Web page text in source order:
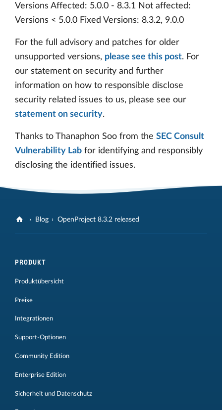
Versions Affected: 5.0.0 - 8.3.1 Not affected:
Versions < 5.0.0 Fixed Versions: 8.3.2, 9.0.0
For the full advisory and patches for older
unsupported versions, please see this post. For
our statement on security and further
information on how to responsible disclose
security related issues to us, please see our
statement on security.
Thanks to Thanaphon Soo from the SEC Consult
Vulnerability Lab for identifying and responsibly
disclosing the identified issues.
Blog OpenProject 8.3.2 released
PRODUKT
Produktübersicht
Preise
Integrationen
Support-Optionen
Community Edition
Enterprise Edition
Sicherheit und Datenschutz